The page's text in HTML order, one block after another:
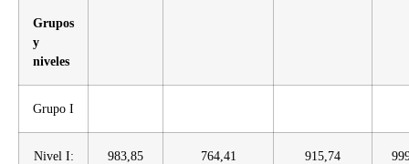
Grupos
y
niveles
Grupo I
Nivel I: 983,85 764,41 915,74